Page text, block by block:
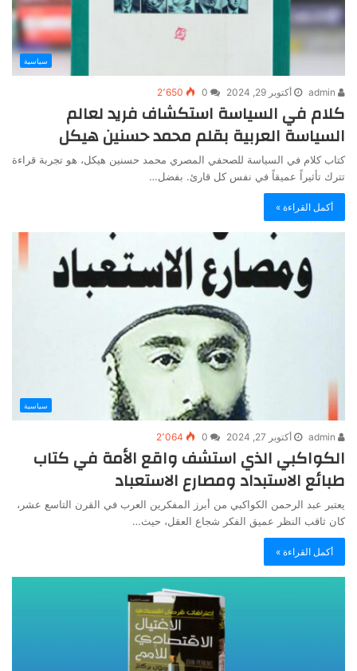
سياسية
أكتوبر 29, 2024 0 2٬650
كلام في السياسة استكشاف فريد لعالم
السياسة العربية بقلم محمد حسنين هيكل
كتاب كلام في السياسة للصحفي المصري محمد حسنين هيكل، هو تجربة قراءة
تترك تأثيراً عميقاً في نفس كل قارئ. بفضل…
أكمل القراءة »
سياسية
أكتوبر 27, 2024 0 2٬064
الكواكبي الذي استشف واقع الأمة في كتاب
طبائع الاستبداد ومصارع الاستعباد
يعتبر عبد الرحمن الكواكبي من أبرز المفكرين العرب في القرن التاسع عشر،
كان ثاقب النظر عميق الفكر شجاع العقل، حيث…
أكمل القراءة »